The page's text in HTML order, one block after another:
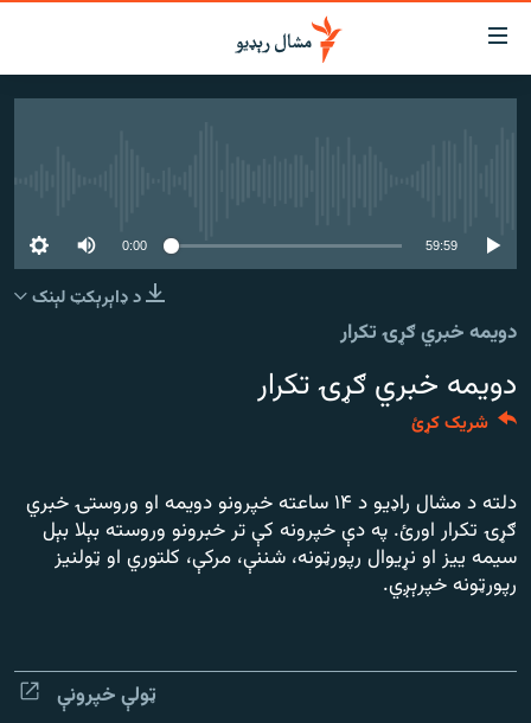
د
لاسرسي
ځای
لاړ
ته
لاړ
ته
ورشئ
بلوچستان
افغانستان
نړۍ
ځانګړې مرکې، شننې
اوونیزې خپرونې
۱۴ ساعته راډیويي خپرونې
موږ وڅارئ
0:00 59:59
د ډاېرېکټ لېنک
دویمه خبري ګړۍ تکرار
دویمه خبري ګړۍ تکرار
شریک کړئ
دلته د مشال راډیو د ۱۴ ساعته خپرونو دویمه او وروستۍ خبري
ګړۍ تکرار اورئ. په دې خپرونه کې تر خبرونو وروسته بېلا بېل
سیمه ییز او نړیوال رپورټونه، شننې، مرکې، کلتوري او ټولنیز
رپورټونه خپرېږي.
ټولې خپرونې